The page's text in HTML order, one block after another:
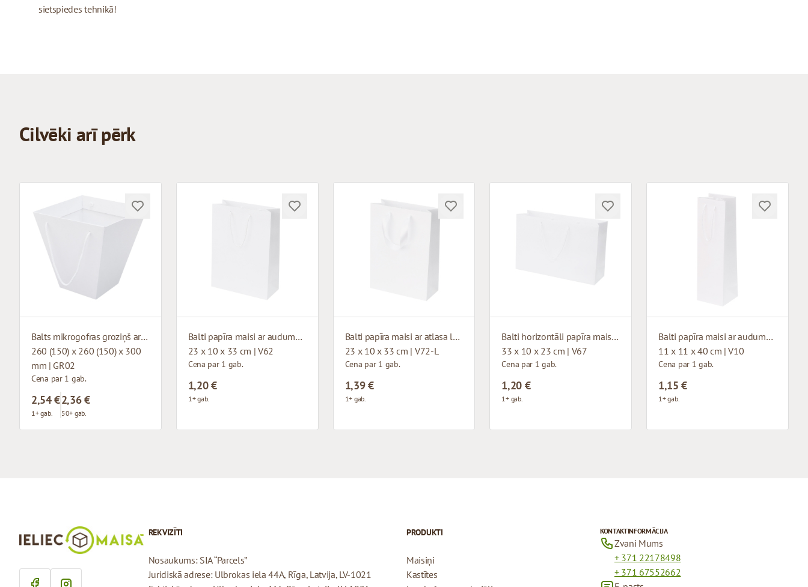
sietspiedes tehnikā!
Cilvēki arī pērk
Balts mikrogofras groziņš ar auduma rokturiem
260 (150) x 260 (150) x 300
mm | GR02
Cena par 1 gab.
2,54 €
1+ gab.
2,36 €
50+ gab.
Balti papīra maisi ar auduma rokturiem
23 x 10 x 33 cm | V62
Cena par 1 gab.
1,20 €
1+ gab.
Balti papīra maisi ar atlasa lentes rokturiem
23 x 10 x 33 cm | V72-L
Cena par 1 gab.
1,39 €
1+ gab.
Balti horizontāli papīra maisi ar auduma rokturiem
33 x 10 x 23 cm | V67
Cena par 1 gab.
1,20 €
1+ gab.
Balti papīra maisi ar auduma rokturiem
11 x 11 x 40 cm | V10
Cena par 1 gab.
1,15 €
1+ gab.
REKVIZĪTI
Nosaukums: SIA “Parcels”
Juridiskā adrese: Ulbrokas iela 44A, Rīga, Latvija, LV-1021
PRODUKTI
Maisiņi
Kastītes
KONTAKTINFORMĀCIJA
Zvani Mums
+ 371 22178498
+ 371 67552662